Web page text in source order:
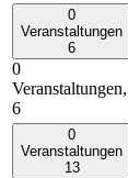
0
Veranstaltungen
6
0
Veranstaltungen,
6
0
Veranstaltungen
13